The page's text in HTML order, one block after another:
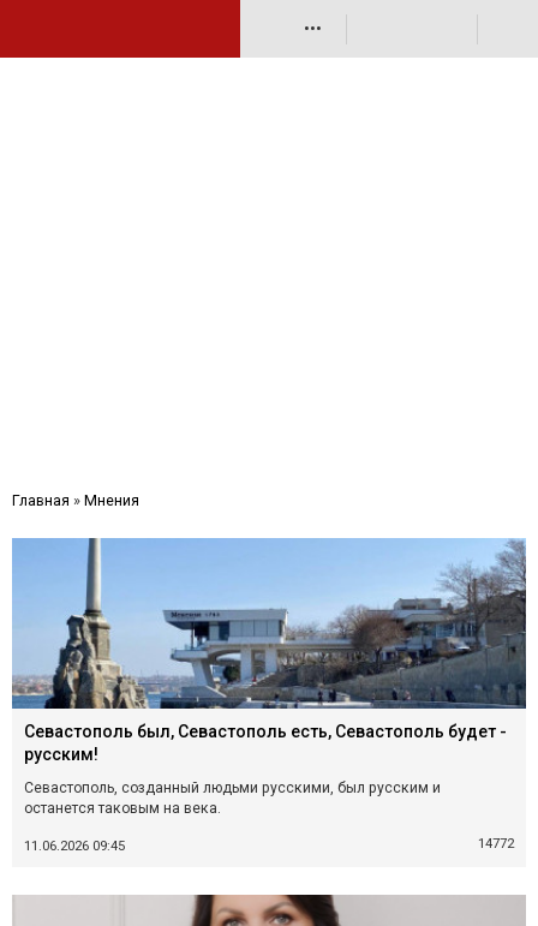
•••
Главная » Мнения
Севастополь был, Севастополь есть, Севастополь будет -
русским!
Севастополь, созданный людьми русскими, был русским и
останется таковым на века.
11.06.2026 09:45 14772